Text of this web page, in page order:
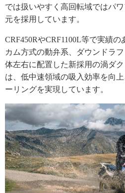
では扱いやすく高回転域ではパ
元を採用しています。
CRF450RやCRF1100L等で実績
カム方式の動弁系、ダウンドラ
体左右に配置した新採用の渦ダク
は、低中速領域の吸入効率を向
ーリングを実現しています。